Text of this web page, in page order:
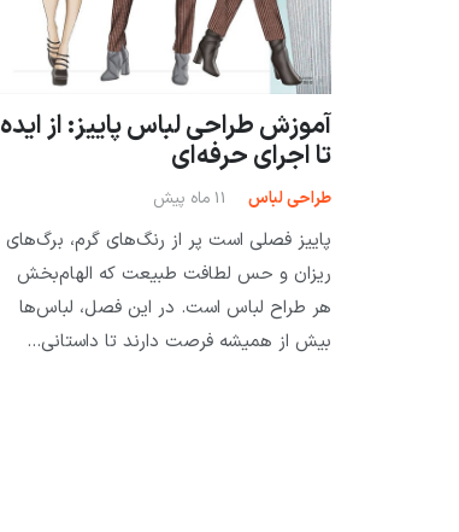
آموزش طراحی لباس پاییز: از ایده
تا اجرای حرفه‌ای
طراحی لباس 11 ماه پیش
پاییز فصلی است پر از رنگ‌های گرم، برگ‌های
ریزان و حس لطافت طبیعت که الهام‌بخش
هر طراح لباس است. در این فصل، لباس‌ها
بیش از همیشه فرصت دارند تا داستانی…